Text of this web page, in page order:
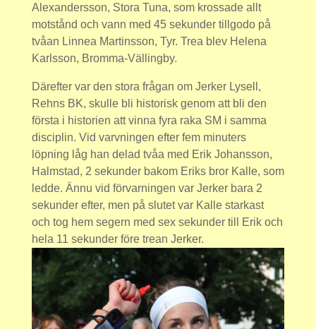
Alexandersson, Stora Tuna, som krossade allt
motstånd och vann med 45 sekunder tillgodo på
tvåan Linnea Martinsson, Tyr. Trea blev Helena
Karlsson, Bromma-Vällingby.
Därefter var den stora frågan om Jerker Lysell,
Rehns BK, skulle bli historisk genom att bli den
första i historien att vinna fyra raka SM i samma
disciplin. Vid varvningen efter fem minuters
löpning låg han delad tvåa med Erik Johansson,
Halmstad, 2 sekunder bakom Eriks bror Kalle, som
ledde. Ännu vid förvarningen var Jerker bara 2
sekunder efter, men på slutet var Kalle starkast
och tog hem segern med sex sekunder till Erik och
hela 11 sekunder före trean Jerker.